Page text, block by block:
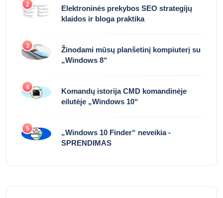
2
Elektroninės prekybos SEO strategijų
klaidos ir bloga praktika
3
Žinodami mūsų planšetinį kompiuterį su
„Windows 8“
4
Komandų istorija CMD komandinėje
eilutėje „Windows 10“
5
„Windows 10 Finder“ neveikia -
SPRENDIMAS